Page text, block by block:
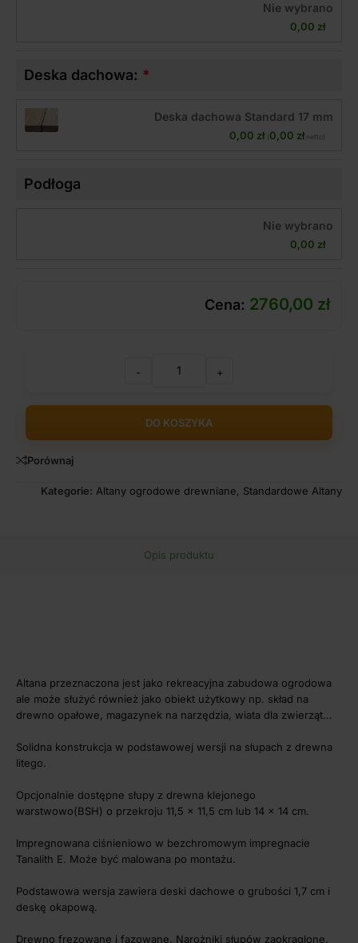
Nie wybrano
0,00 zł
Deska dachowa:
Deska dachowa Standard 17 mm
0,00 zł ( 0,00 zł netto)
Podłoga
Nie wybrano
0,00 zł
Cena: 2760,00 zł
- +
DO KOSZYKA
Porównaj
Kategorie: Altany ogrodowe drewniane, Standardowe Altany
Opis produktu
Altana przeznaczona jest jako rekreacyjna zabudowa ogrodowa
ale może służyć również jako obiekt użytkowy np. skład na
drewno opałowe, magazynek na narzędzia, wiata dla zwierząt…
Solidna konstrukcja w podstawowej wersji na słupach z drewna
litego.
Opcjonalnie dostępne słupy z drewna klejonego
warstwowo(BSH) o przekroju 11,5 x 11,5 cm lub 14 x 14 cm.
Impregnowana ciśnieniowo w bezchromowym impregnacie
Tanalith E. Może być malowana po montażu.
Podstawowa wersja zawiera deski dachowe o grubości 1,7 cm i
deskę okapową.
Drewno frezowane i fazowane. Narożniki słupów zaokrąglone.